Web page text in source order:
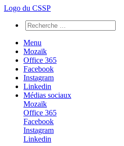
Logo du CSSP
Menu
Mozaïk
Office 365
Facebook
Instagram
Linkedin
Médias sociaux
Mozaïk
Office 365
Facebook
Instagram
Linkedin